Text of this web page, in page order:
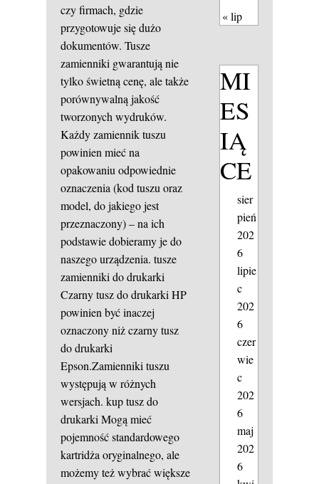
czy firmach, gdzie
przygotowuje się dużo
dokumentów. Tusze
zamienniki gwarantują nie
tylko świetną cenę, ale także
porównywalną jakość
tworzonych wydruków.
Każdy zamiennik tuszu
powinien mieć na
opakowaniu odpowiednie
oznaczenia (kod tuszu oraz
model, do jakiego jest
przeznaczony) – na ich
podstawie dobieramy je do
naszego urządzenia. tusze
zamienniki do drukarki
Czarny tusz do drukarki HP
powinien być inaczej
oznaczony niż czarny tusz
do drukarki
Epson.Zamienniki tuszu
występują w różnych
wersjach. kup tusz do
drukarki Mogą mieć
pojemność standardowego
kartridża oryginalnego, ale
możemy też wybrać większe
« lip
MI
ES
IĄ
CE
sier
pień
202
6
lipie
c
202
6
czer
wie
c
202
6
maj
202
6